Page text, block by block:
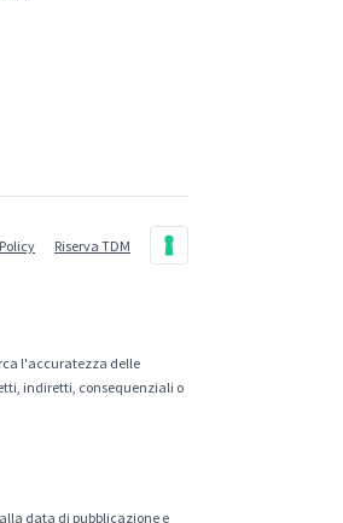
Riserva TDM
l'accuratezza delle
indiretti, consequenziali o
data di pubblicazione e